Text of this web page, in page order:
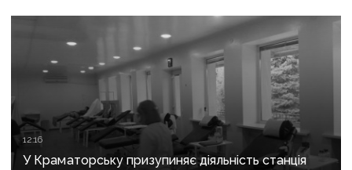
12:16
У Краматорську призупиняє діяльність станція